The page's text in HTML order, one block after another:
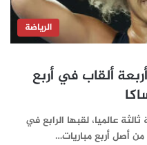
الرياضة
ألقاب في أربع
عالميا، لقبها الرابع في
من أصل أربع مباريات…